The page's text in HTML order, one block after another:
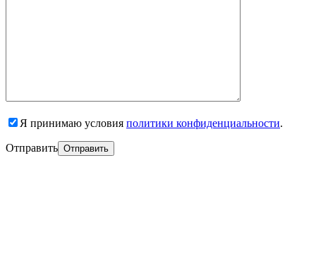
Я принимаю условия политики конфиденциальности.
Отправить